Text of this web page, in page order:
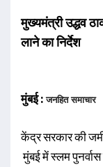
मुख्यमंत्री उद्धव
लाने का निर्देश
मुंबई :जनहित समाचार
केंद्र सरकार की
मुंबई में स्लम